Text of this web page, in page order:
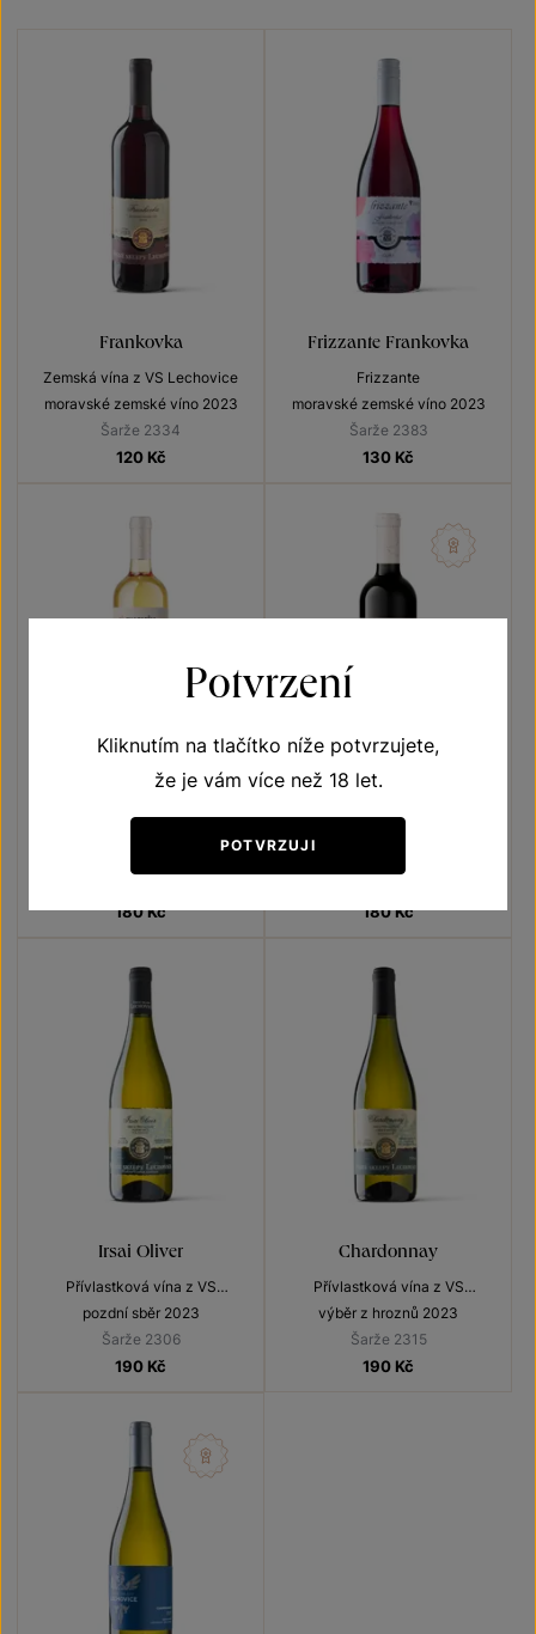
Frankovka
Zemská vína z VS Lechovice
moravské zemské víno 2023
Šarže 2334
120 Kč
Frizzante Frankovka
Frizzante
moravské zemské víno 2023
Šarže 2383
130 Kč
Semillon
180Kč
Frankovka
180Kč
Irsai Oliver
Přívlastková vína z VS
Lechovice
pozdní sběr 2023
Šarže 2306
190 Kč
Chardonnay
Přívlastková vína z VS
Lechovice
výběr z hroznů 2023
Šarže 2315
190 Kč
Potvrzení
Kliknutím na tlačítko níže potvrzujete,
že je vám více než 18 let.
POTVRZUJI